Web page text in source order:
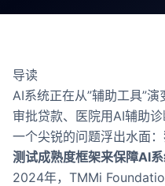
导读
AI系统正在从”辅助工具”
审批贷款、医院用AI辅助
一个尖锐的问题浮出水面：
测试成熟度框架来保障AI系
2024年，TMMi